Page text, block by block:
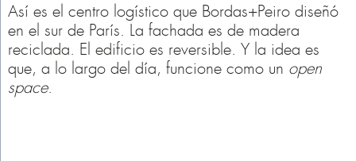
Así es el centro logístico que Bordas+Peiro diseñó
en el sur de París. La fachada es de madera
reciclada. El edificio es reversible. Y la idea es
que, a lo largo del día, funcione como un open
space.